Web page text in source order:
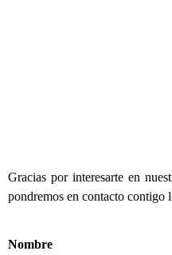
Gracias por interesarte en
pondremos en contacto contigo
Nombre